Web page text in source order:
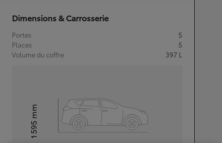
Dimensions & Carrosserie
Portes
5
Places
5
Volume du coffre
397 L
Hauteur1 595
mm